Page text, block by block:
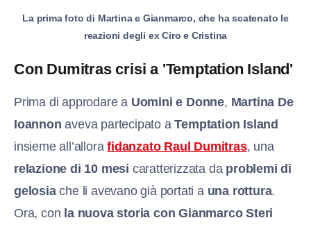
La prima foto di Martina e Gianmarco, che ha scatenato le
reazioni degli ex Ciro e Cristina
Con Dumitras crisi a 'Temptation Island'
Prima di approdare a Uomini e Donne, Martina De
Ioannon aveva partecipato aTemptation Island
insieme all’allorafidanzato Raul Dumitras, una
relazione di 10 mesi caratterizzata da problemi di
gelosiache li avevano già portati a una rottura.
Ora, con la nuova storia con Gianmarco Steri